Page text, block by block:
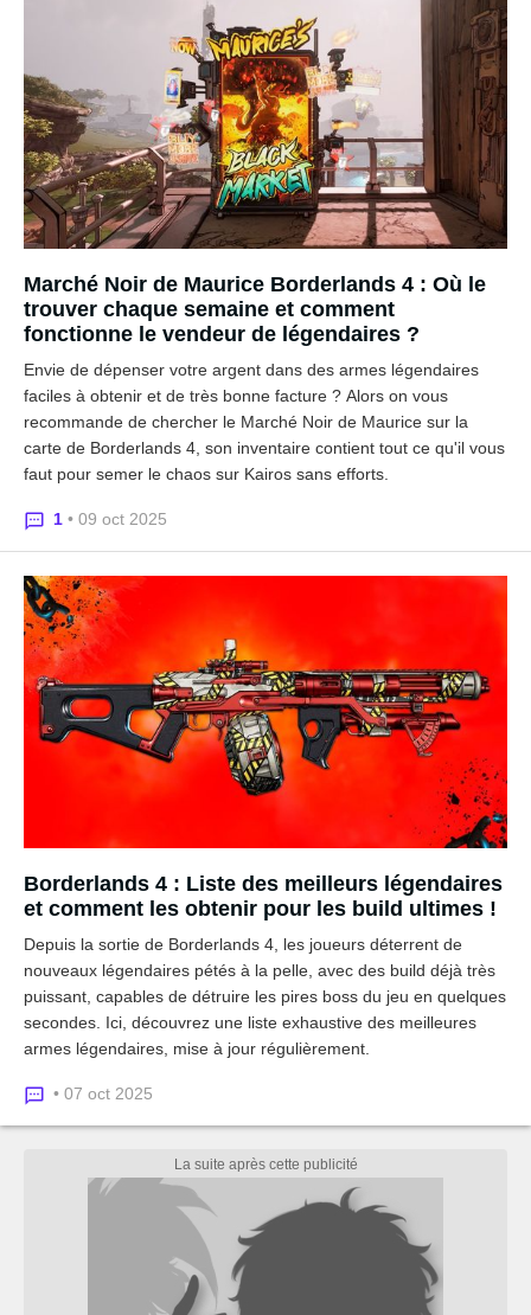
Marché Noir de Maurice Borderlands 4 : Où le
trouver chaque semaine et comment
fonctionne le vendeur de légendaires ?
Envie de dépenser votre argent dans des armes légendaires
faciles à obtenir et de très bonne facture ? Alors on vous
recommande de chercher le Marché Noir de Maurice sur la
carte de Borderlands 4, son inventaire contient tout ce qu'il vous
faut pour semer le chaos sur Kairos sans efforts.
1 • 09 oct 2025
Borderlands 4 : Liste des meilleurs légendaires
et comment les obtenir pour les build ultimes !
Depuis la sortie de Borderlands 4, les joueurs déterrent de
nouveaux légendaires pétés à la pelle, avec des build déjà très
puissant, capables de détruire les pires boss du jeu en quelques
secondes. Ici, découvrez une liste exhaustive des meilleures
armes légendaires, mise à jour régulièrement.
• 07 oct 2025